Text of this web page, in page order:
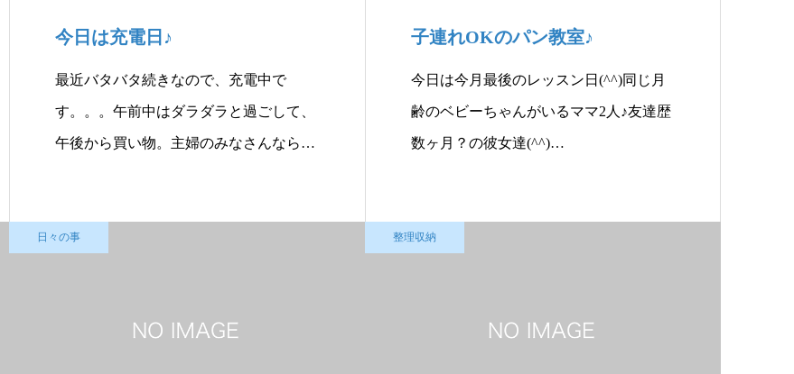
今日は充電日♪
最近バタバタ続きなので、充電中で
す。。。午前中はダラダラと過ごして、
午後から買い物。主婦のみなさんなら、
子連れOKのパン教室♪
今日は今月最後のレッスン日(^^)同じ月
齢のベビーちゃんがいるママ2人♪友達歴
数ヶ月？の彼女達(^^)…
日々の事 整理収納